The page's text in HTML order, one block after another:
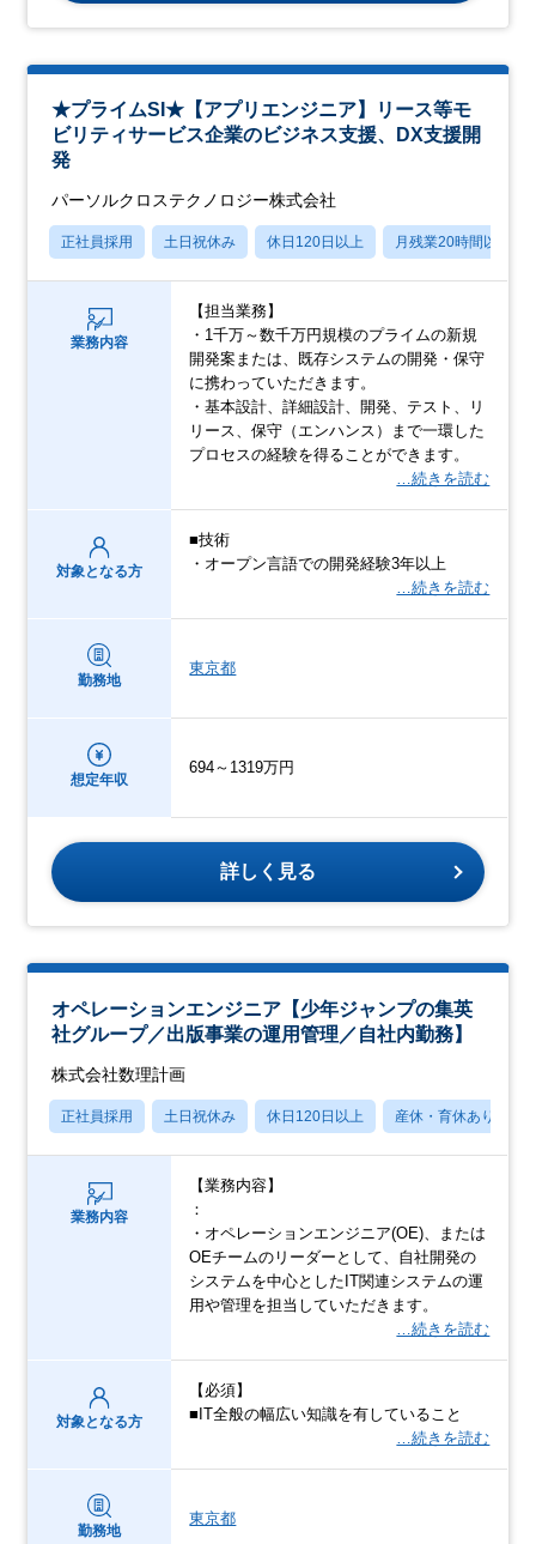
★プライムSI★【アプリエンジニア】リース等モ
ビリティサービス企業のビジネス支援、DX支援開
発
パーソルクロステクノロジー株式会社
正社員採用 土日祝休み 休日120日以上 月残業20時間以内
業務内容
【担当業務】
・1千万～数千万円規模のプライムの新規
開発案または、既存システムの開発・保守
に携わっていただきます。
・基本設計、詳細設計、開発、テスト、リ
リース、保守（エンハンス）まで一環した
プロセスの経験を得ることができます。
…続きを読む
対象となる方
■技術
・オープン言語での開発経験3年以上
…続きを読む
勤務地
東京都
想定年収
694～1319万円
詳しく見る
オペレーションエンジニア【少年ジャンプの集英
社グループ／出版事業の運用管理／自社内勤務】
株式会社数理計画
正社員採用 土日祝休み 休日120日以上 産休・育休あり
業務内容
【業務内容】
：
・オペレーションエンジニア(OE)、または
OEチームのリーダーとして、⾃社開発の
システムを中⼼としたIT関連システムの運
⽤や管理を担当していただきます。
…続きを読む
対象となる方
【必須】
■IT全般の幅広い知識を有していること
…続きを読む
勤務地
東京都